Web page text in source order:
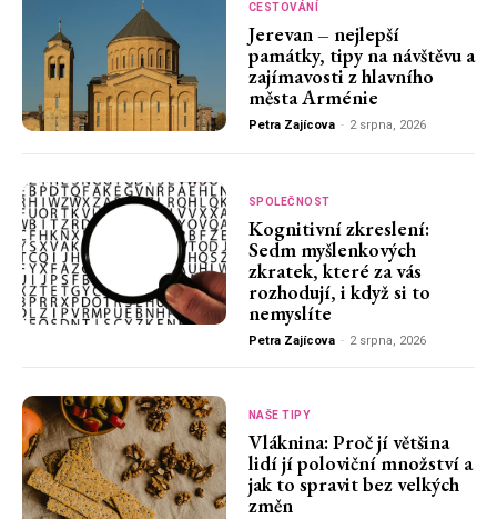
CESTOVÁNÍ
Jerevan – nejlepší
památky, tipy na návštěvu a
zajímavosti z hlavního
města Arménie
Petra Zajícova - 2 srpna, 2026
SPOLEČNOST
Kognitivní zkreslení:
Sedm myšlenkových
zkratek, které za vás
rozhodují, i když si to
nemyslíte
Petra Zajícova - 2 srpna, 2026
NAŠE TIPY
Vláknina: Proč jí většina
lidí jí poloviční množství a
jak to spravit bez velkých
změn